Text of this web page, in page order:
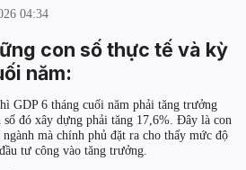
04:34
con số thực tế và kỳ
năm:
GDP 6 tháng cuối năm phải tăng trưởng
số đó xây dựng phải tăng 17,6%. Đây là con
mà chính phủ đặt ra cho thấy mức độ
tư công vào tăng trưởng.